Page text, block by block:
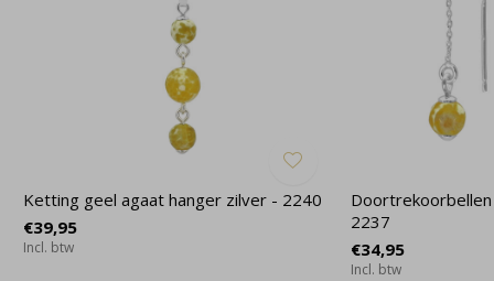
Ketting geel agaat hanger zilver - 2240
€39,95
Incl. btw
2237
€34,95
Incl. btw